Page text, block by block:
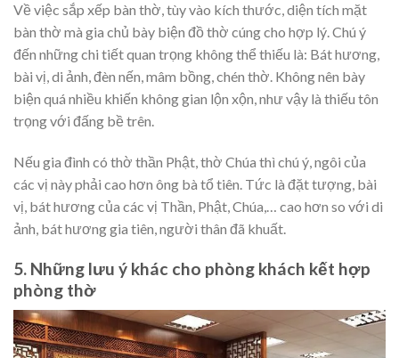
Về việc sắp xếp bàn thờ, tùy vào kích thước, diện tích mặt
bàn thờ mà gia chủ bày biện đồ thờ cúng cho hợp lý. Chú ý
đến những chi tiết quan trọng không thể thiếu là: Bát hương,
bài vị, di ảnh, đèn nến, mâm bồng, chén thờ. Không nên bày
biện quá nhiều khiến không gian lộn xộn, như vậy là thiếu tôn
trọng với đấng bề trên.
Nếu gia đình có thờ thần Phật, thờ Chúa thì chú ý, ngôi của
các vị này phải cao hơn ông bà tổ tiên. Tức là đặt tượng, bài
vị, bát hương của các vị Thần, Phật, Chúa,… cao hơn so với di
ảnh, bát hương gia tiên, người thân đã khuất.
5. Những lưu ý khác cho phòng khách kết hợp
phòng thờ